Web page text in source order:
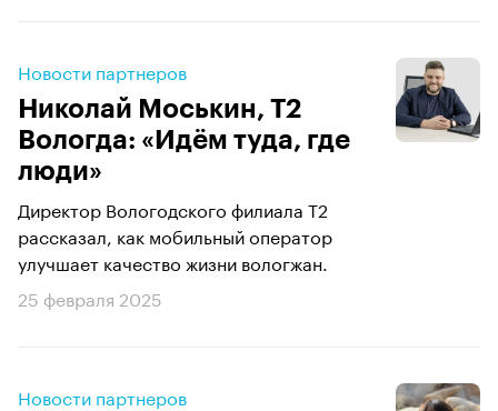
Новости партнеров
Николай Моськин, Т2
Вологда: «Идём туда, где
люди»
Директор Вологодского филиала Т2
рассказал, как мобильный оператор
улучшает качество жизни вологжан.
25 февраля 2025
Новости партнеров